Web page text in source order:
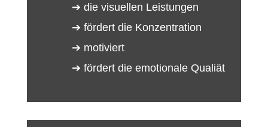
➔ die visuellen Leistungen
➔ fördert die Konzentration
➔ motiviert
➔ fördert die emotionale Qualiät